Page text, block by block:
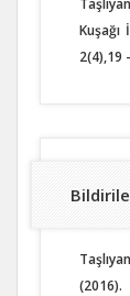
Kuşağı
2(4),19